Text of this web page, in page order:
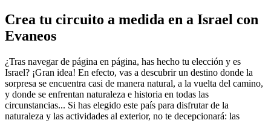
Crea tu circuito a medida en a Israel con
Evaneos
¿Tras navegar de página en página, has hecho tu elección y es
Israel? ¡Gran idea! En efecto, vas a descubrir un destino donde la
sorpresa se encuentra casi de manera natural, a la vuelta del camino,
y donde se enfrentan naturaleza e historia en todas las
circunstancias... Si has elegido este país para disfrutar de la
naturaleza y las actividades al exterior, no te decepcionará: las